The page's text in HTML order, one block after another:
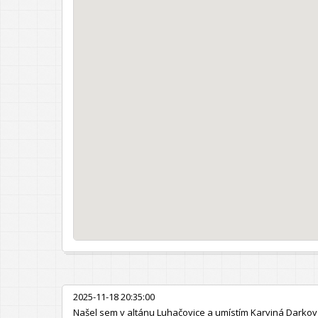
2025-11-18 20:35:00
Našel sem v altánu Luhačovice a umístím Karviná